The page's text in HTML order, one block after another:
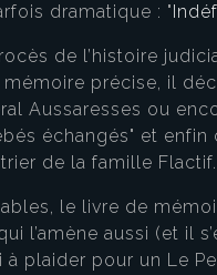
dramatique : "
de l’histoire
précise, il
Aussaresses ou
échangés" et
de la famille Flactif.
le livre de
l’amène aussi (et il
à plaider pour un Le